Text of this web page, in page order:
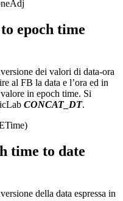
epoch time
dei valori di data-ora
al FB la data e l’ora ed in
in epoch time. Si
CONCAT_DT.
time to date
della data espressa in